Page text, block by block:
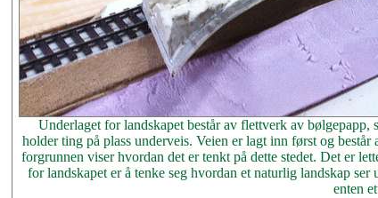
Underlaget for landskapet består av flettverk av
holder ting på plass underveis. Veien er lagt inn først og
forgrunnen viser hvordan det er tenkt på dette stedet. Det er
for landskapet er å tenke seg hvordan et naturlig landskap ser
enten